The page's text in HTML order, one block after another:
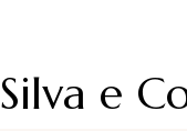
Silva e